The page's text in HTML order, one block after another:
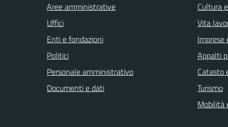
Aree amministrative
Uffici
Enti e fondazioni
Politici
Personale amministrativo
Documenti e dati
Cultura
Vita
Imprese
Appalti
Catasto
Turismo
Mobilità